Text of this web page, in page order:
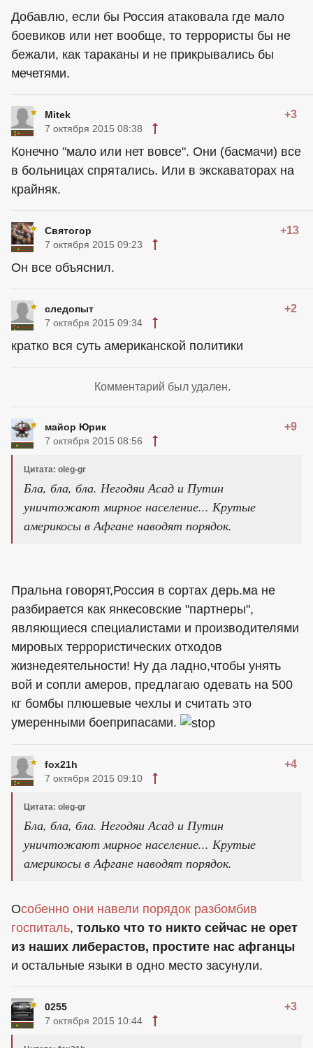
Добавлю, если бы Россия атаковала где мало
боевиков или нет вообще, то террористы бы не
бежали, как тараканы и не прикрывались бы
мечетями.
Mitek +3
7 октября 2015 08:38
Конечно "мало или нет вовсе". Они (басмачи) все
в больницах спрятались. Или в экскаваторах на
крайняк.
Святогор +13
7 октября 2015 09:23
Он все объяснил.
следопыт +2
7 октября 2015 09:34
кратко вся суть американской политики
Комментарий был удален.
майор Юрик +9
7 октября 2015 08:56
Цитата: oleg-gr
Бла, бла, бла. Негодяи Асад и Путин
уничтожают мирное население... Крутые
америкосы в Афгане наводят порядок.
Пральна говорят,Россия в сортах дерь.ма не
разбирается как янкесовские "партнеры",
являющиеся специалистами и производителями
мировых террористических отходов
жизнедеятельности! Ну да ладно,чтобы унять
вой и сопли амеров, предлагаю одевать на 500
кг бомбы плюшевые чехлы и считать это
умеренными боеприпасами.
fox21h +4
7 октября 2015 09:10
Цитата: oleg-gr
Бла, бла, бла. Негодяи Асад и Путин
уничтожают мирное население... Крутые
америкосы в Афгане наводят порядок.
Особенно они навели порядок разбомбив
госпиталь, только что то никто сейчас не орет
из наших либерастов, простите нас афганцы
и остальные языки в одно место засунули.
0255 +3
7 октября 2015 10:44